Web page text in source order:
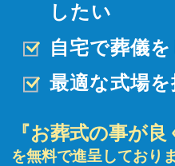
したい
自宅で葬儀
最適な式場
『お葬式の事が良
を無料で進呈しておりま